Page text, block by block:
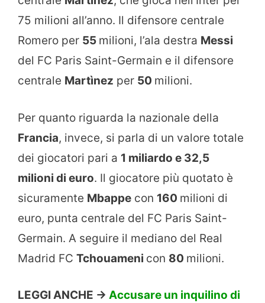
75 milioni all’anno. Il difensore centrale
Romero per 55 milioni, l’ala destra Messi
del FC Paris Saint-Germain e il difensore
centrale Martìnez per 50 milioni.
Per quanto riguarda la nazionale della
Francia, invece, si parla di un valore totale
dei giocatori pari a 1 miliardo e 32,5
milioni di euro. Il giocatore più quotato è
sicuramente Mbappe con 160 milioni di
euro, punta centrale del FC Paris Saint-
Germain. A seguire il mediano del Real
Madrid FC Tchouameni con 80 milioni.
LEGGI ANCHE -> Accusare un inquilino di